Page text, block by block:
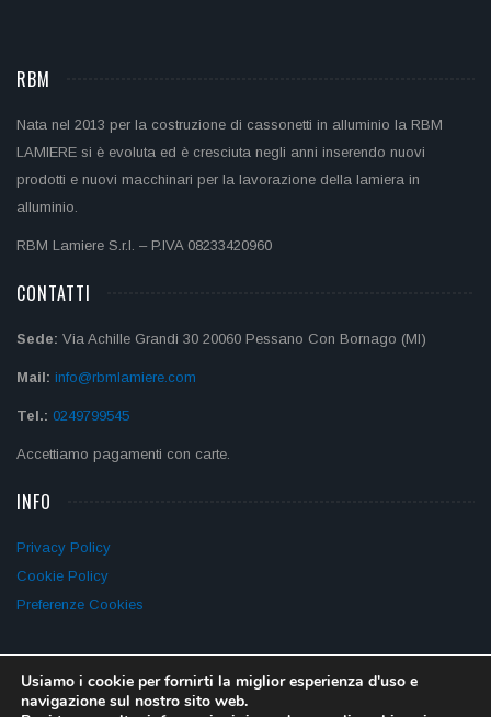
RBM
Nata nel 2013 per la costruzione di cassonetti in alluminio la RBM
LAMIERE si è evoluta ed è cresciuta negli anni inserendo nuovi
prodotti e nuovi macchinari per la lavorazione della lamiera in
alluminio.
RBM Lamiere S.r.l. – P.IVA 08233420960
CONTATTI
Sede: Via Achille Grandi 30 20060 Pessano Con Bornago (MI)
Mail: info@rbmlamiere.com
Tel.: 0249799545
Accettiamo pagamenti con carte.
INFO
Privacy Policy
Cookie Policy
Preferenze Cookies
Usiamo i cookie per fornirti la miglior esperienza d'uso e
navigazione sul nostro sito web.